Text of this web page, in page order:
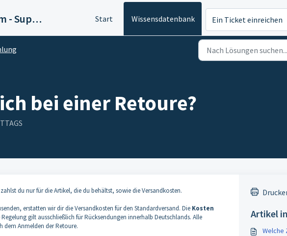
Kostüme.com - Support Start Wissensdatenbank Ein Ticket einreichen
bei einer Retoure?
du nur für die Artikel, die du behältst, sowie die Versandkosten.
erstatten wir dir die Versandkosten für den Standardversand. Die Kosten
Regelung gilt ausschließlich für Rücksendungen innerhalb Deutschlands. Alle
dem Anmelden der Retoure.
Artikel
Welche